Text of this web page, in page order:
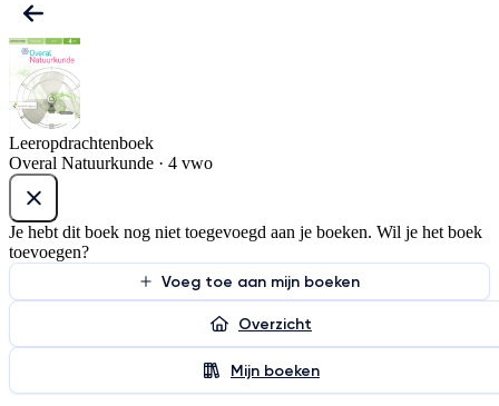
Leeropdrachtenboek
Overal Natuurkunde · 4 vwo
Je hebt dit boek nog niet toegevoegd aan je boeken. Wil je het boek
toevoegen?
Voeg toe aan mijn boeken
Overzicht
Mijn boeken